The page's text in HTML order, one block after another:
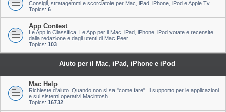
Consigli, stratagemmi e scorciatoie per Mac, iPad, iPhone, iPod e Apple Tv.
Topics: 6
App Contest
Le App in Classifica. Le App per il Mac, iPad, iPhone, iPod votate e recensite
dalla redazione e dagli utenti di Mac Peer
Topics: 103
Aiuto per il Mac, iPad, iPhone e iPod
Mac Help
Richieste d'aiuto. Quando non si sa "come fare". Il supporto per le applicazioni
e sui sistemi operativi Macintosh.
Topics: 16732